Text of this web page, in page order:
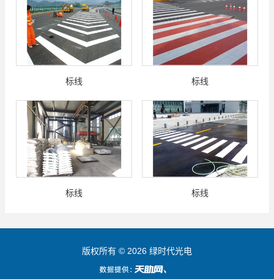
标线 标线
标线 标线
版权所有 © 2026 绿时代光电